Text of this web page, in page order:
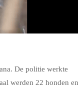
De politie werkte
werden 22 honden en